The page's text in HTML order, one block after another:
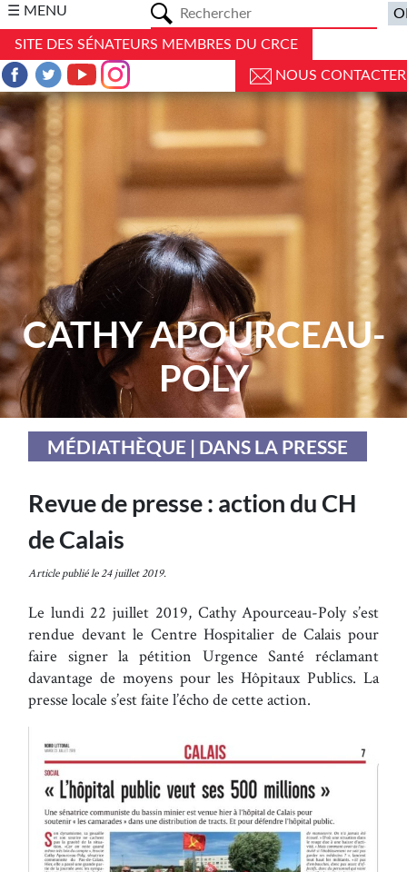
☰ MENU
SITE DES SÉNATEURS MEMBRES DU CRCE
NOUS CONTACTER
CATHY APOURCEAU-
POLY
MÉDIATHÈQUE | DANS LA PRESSE
Revue de presse : action du CH
de Calais
Article publié le 24 juillet 2019.
Le lundi 22 juillet 2019, Cathy Apourceau-Poly s’est
rendue devant le Centre Hospitalier de Calais pour
faire signer la pétition Urgence Santé réclamant
davantage de moyens pour les Hôpitaux Publics. La
presse locale s’est faite l’écho de cette action.